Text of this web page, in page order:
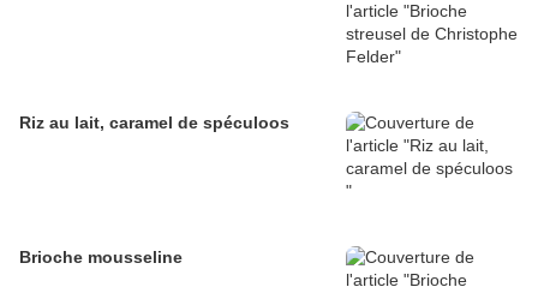
Riz au lait, caramel de spéculoos
Brioche mousseline